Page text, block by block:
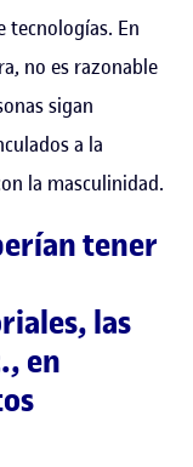
tecnologías. En
no es razonable
sigan
a la
la masculinidad.
tener
las
en